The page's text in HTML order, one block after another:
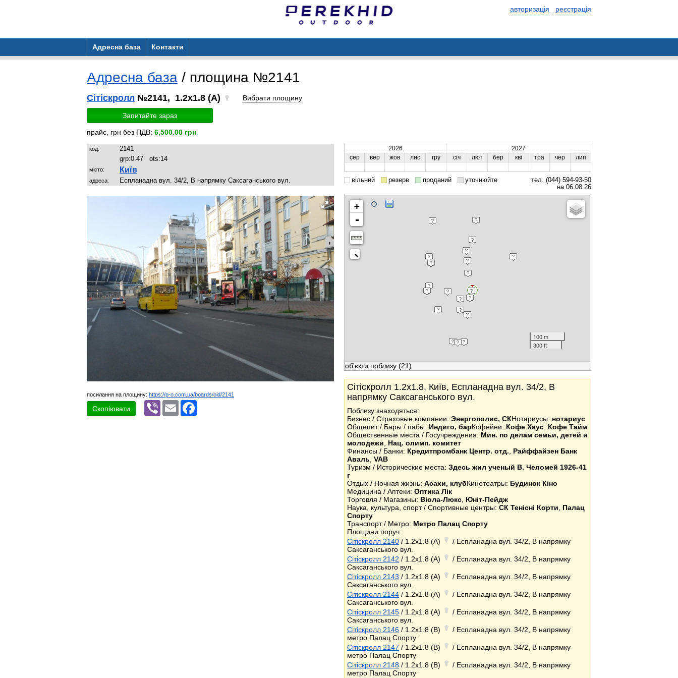
авторизація реєстрація
Адресна база Контакти
Адресна база / площина №2141
Сітіскролл №2141, 1.2x1.8 (A) Вибрати площину
Запитайте зараз
прайс, грн без ПДВ: 6,500.00 грн
код:
2141
grp:0.47 ots:14
місто: Київ
адреса: Еспланадна вул. 34/2, В напрямку Саксаганського вул.
посилання на площину: https://p-o.com.ua/boards/oid/2141
Скопіювати
Viber Email
2026
2027
сер
вер жов лис гру січ лют бер кві тра чер лип
вільний резерв проданий уточнюйте
тел. (044) 594-93-50
на 06.08.26
+
-
100 m
300 ft
об'єкти поблизу (21)
Сітіскролл 1.2x1.8, Київ, Еспланадна вул. 34/2, В
напрямку Саксаганського вул.
Поблизу знаходяться:
Бизнес / Страховые компании: Энергополис, СКНотариусы: нотариус
Общепит / Бары / пабы: Индиго, барКофейни: Кофе Хаус Кофе Тайм
Общественные места / Госучреждения: Мин. по делам семьи, детей и
молодежи
Нац. олимп. комитет
Финансы / Банки: Кредитпромбанк Центр. отд.
Райффайзен Банк
Аваль VAB
Туризм / Исторические места: Здесь жил ученый В. Челомей 1926-41
г
Отдых / Ночная жизнь: Асахи, клубКинотеатры: Будинок Кіно
Медицина / Аптеки: Оптика Лік
Торговля / Магазины: Віола-Люкс Юніт-Пейдж
Наука, культура, спорт / Спортивные центры: СК Тенісні Корти
Палац
Спорту
Транспорт / Метро: Метро Палац Спорту
Площини поруч:
Сітіскролл 2140 / 1.2x1.8 (A)
/ Еспланадна вул. 34/2, В напрямку
Саксаганського вул.
Сітіскролл 2142 / 1.2x1.8 (A)
/ Еспланадна вул. 34/2, В напрямку
Саксаганського вул.
Сітіскролл 2143 / 1.2x1.8 (A)
/ Еспланадна вул. 34/2, В напрямку
Саксаганського вул.
Сітіскролл 2144 / 1.2x1.8 (A)
/ Еспланадна вул. 34/2, В напрямку
Саксаганського вул.
Сітіскролл 2145 / 1.2x1.8 (A)
/ Еспланадна вул. 34/2, В напрямку
Саксаганського вул.
Сітіскролл 2146 / 1.2x1.8 (B)
/ Еспланадна вул. 34/2, В напрямку
метро Палац Спорту
Сітіскролл 2147 / 1.2x1.8 (B)
/ Еспланадна вул. 34/2, В напрямку
метро Палац Спорту
Сітіскролл 2148 / 1.2x1.8 (B)
/ Еспланадна вул. 34/2, В напрямку
метро Палац Спорту